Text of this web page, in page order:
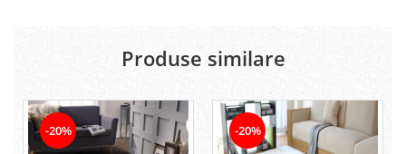
Produse similare
-20% -20%